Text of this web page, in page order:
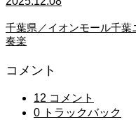
千葉県／イオンモール千
奏楽
コメント
12 コメント
0 トラックバック